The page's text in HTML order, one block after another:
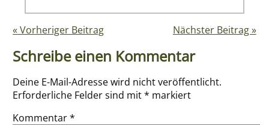
« Vorheriger Beitrag Nächster Beitrag »
Schreibe einen Kommentar
Deine E-Mail-Adresse wird nicht veröffentlicht.
Erforderliche Felder sind mit* markiert
Kommentar*